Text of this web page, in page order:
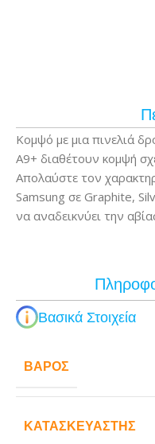
Κομψό με μια πινελιά
A9+ διαθέτουν κομψή
Απολαύστε τον
Samsung σε Graphite,
να αναδεικνύει την
Βασικά Στοιχεία
ΒΆΡΟΣ
ΚΑΤΑΣΚΕΥΑΣΤΉΣ